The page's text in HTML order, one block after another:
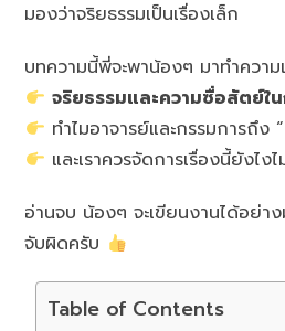
มองว่าจริยธรรมเป็นเรื่องเล็ก
บทความนี้พี่จะพาน้องๆ มาทำความ
จริยธรรมและความซื่อสัตย์ใ
ทำไมอาจารย์และกรรมการถึง
และเราควรจัดการเรื่องนี้ยังไง
อ่านจบ น้องๆ จะเขียนงานได้อย่า
จับผิดครับ
Table of Contents